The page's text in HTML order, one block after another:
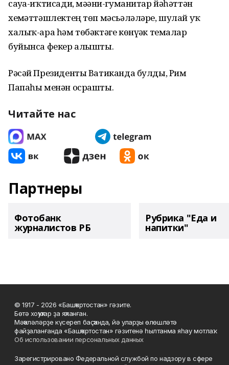
сауҙа-иҡтисади, мәҙәни-гуманитар йәһәттән
хеҙмәттәшлектең төп мәсьәләләре, шулай уҡ
халыҡ-ара һәм төбәктәге көнүҙәк темалар
буйынса фекер алышты.
Рәсәй Президенты Ватиканда булды, Рим
Папаһы менән осрашты.
Читайте нас
Партнеры
Фотобанк
журналистов РБ
Рубрика "Еда и
напитки"
© 1917 - 2026 «Башҡортостан» гәзите.
Бөтә хоҡуҡтар ҙа яҡланған.
Мәҡәләләрҙе күсереп баҫҡанда, йә уларҙы өлөшләтә
файҙаланғанда «Башҡортостан» гәзитенә һылтанма яһау мотлаҡ.
Об использовании персональных данных
Зарегистрировано Федеральной службой по надзору в сфере